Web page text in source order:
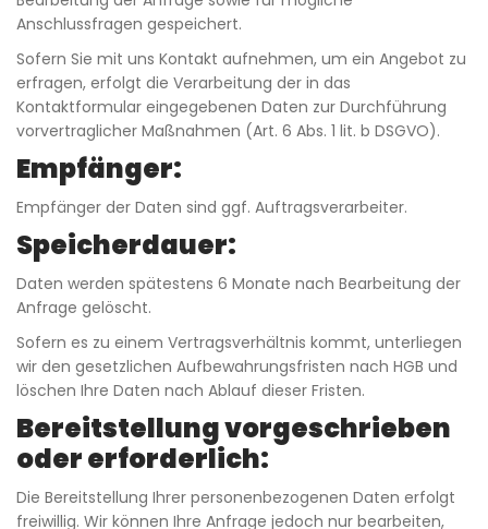
Anschlussfragen gespeichert.
Sofern Sie mit uns Kontakt aufnehmen, um ein Angebot zu
erfragen, erfolgt die Verarbeitung der in das
Kontaktformular eingegebenen Daten zur Durchführung
vorvertraglicher Maßnahmen (Art. 6 Abs. 1 lit. b DSGVO).
Empfänger:
Empfänger der Daten sind ggf. Auftragsverarbeiter.
Speicherdauer:
Daten werden spätestens 6 Monate nach Bearbeitung der
Anfrage gelöscht.
Sofern es zu einem Vertragsverhältnis kommt, unterliegen
wir den gesetzlichen Aufbewahrungsfristen nach HGB und
löschen Ihre Daten nach Ablauf dieser Fristen.
Bereitstellung vorgeschrieben
oder erforderlich:
Die Bereitstellung Ihrer personenbezogenen Daten erfolgt
freiwillig. Wir können Ihre Anfrage jedoch nur bearbeiten,